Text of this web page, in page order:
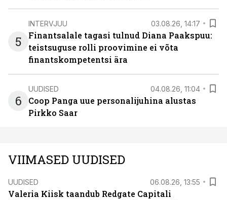
5
INTERVJUU 03.08.26, 14:17
Finantsalale tagasi tulnud Diana Paakspuu:
teistsuguse rolli proovimine ei võta
finantskompetentsi ära
6
UUDISED 04.08.26, 11:04
Coop Panga uue personalijuhina alustas
Pirkko Saar
VIIMASED UUDISED
UUDISED 06.08.26, 13:55
Valeria Kiisk taandub Redgate Capitali